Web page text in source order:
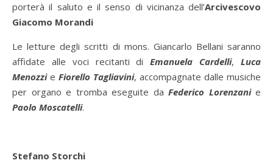
porterà il saluto e il senso di vicinanza dell’Arcivescovo
Giacomo Morandi
Le letture degli scritti di mons. Giancarlo Bellani saranno
affidate alle voci recitanti diEmanuela Cardelli,
Luca
Menozzi e Fiorello Tagliavini, accompagnate dalle musiche
per organo e tromba eseguite da Federico Lorenzani e
Paolo Moscatelli.
Stefano Storchi